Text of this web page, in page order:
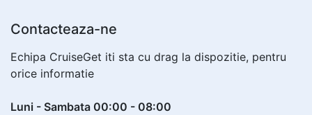
Contacteaza-ne
Echipa CruiseGet iti sta cu drag la dispozitie, pentru
orice informatie
Luni - Sambata 00:00 - 08:00